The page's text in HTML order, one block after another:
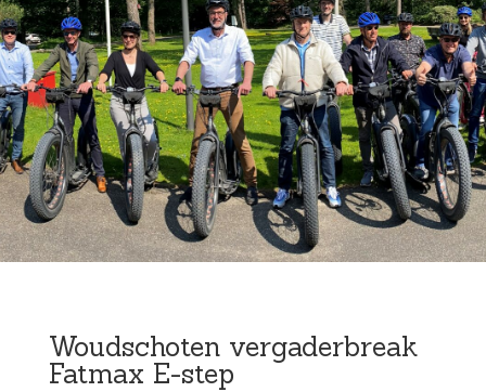
Woudschoten vergaderbreak
Fatmax E-step